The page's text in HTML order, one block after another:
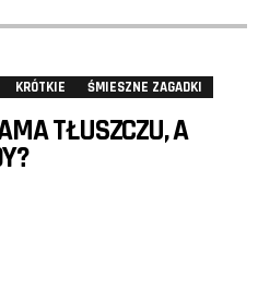
KRÓTKIE ŚMIESZNE ZAGADKI
TŁUSZCZU, A